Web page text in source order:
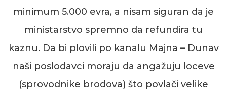
minimum 5.000 evra, a nisam siguran da je
ministarstvo spremno da refundira tu
kaznu. Da bi plovili po kanalu Majna – Dunav
naši poslodavci moraju da angažuju loceve
(sprovodnike brodova) što povlači velike